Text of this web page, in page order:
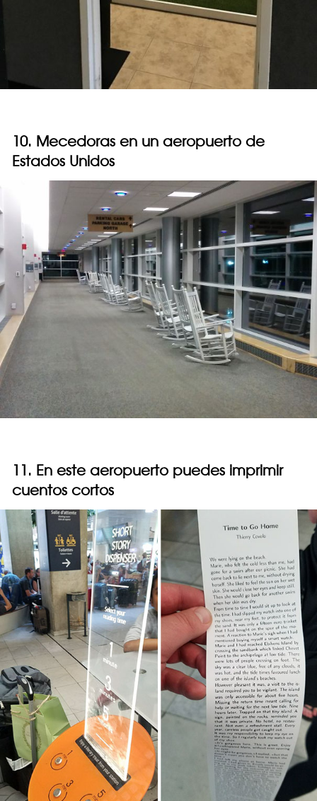
10. Mecedoras en un aeropuerto de
Estados Unidos
11. En este aeropuerto puedes imprimir
cuentos cortos